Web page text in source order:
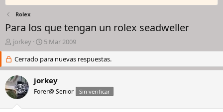
Rolex
Para los que tengan un rolex seadweller
I
n
c
i
a
d
o
jorkey
F
e
c
h
a
d
e
5 Mar 2009
Cerrado para nuevas respuestas.
jorkey
Forer@ Senior Sin verificar